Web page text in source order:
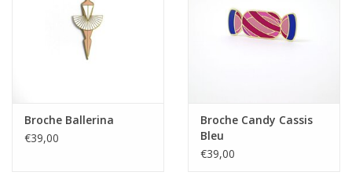
Broche Ballerina
€39,00
Broche Candy Cassis
Bleu
€39,00